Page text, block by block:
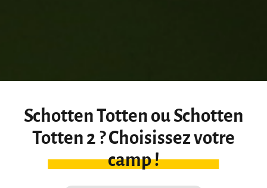
Schotten Totten ou Schotten
Totten 2 ? Choisissez votre
camp !